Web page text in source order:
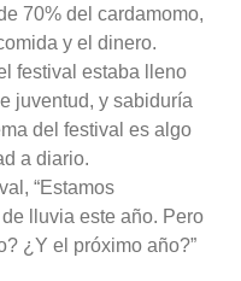
70% del cardamomo,
y el dinero.
festival estaba lleno
juventud, y sabiduría
del festival es algo
a diario.
“Estamos
lluvia este año. Pero
¿Y el próximo año?”